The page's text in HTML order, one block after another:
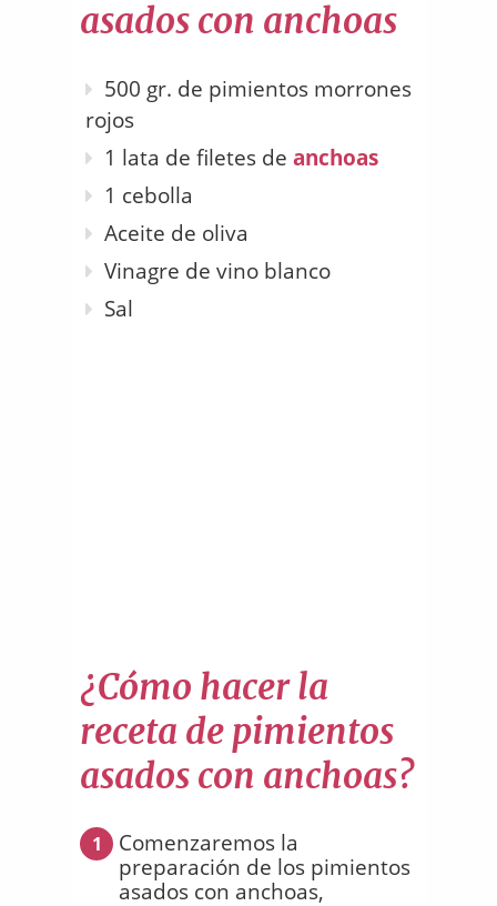
asados con anchoas
500 gr. de pimientos morrones
rojos
1 lata de filetes de anchoas
1 cebolla
Aceite de oliva
Vinagre de vino blanco
Sal
¿Cómo hacer la
receta de pimientos
asados con anchoas?
1
Comenzaremos la
preparación de los pimientos
asados con anchoas,